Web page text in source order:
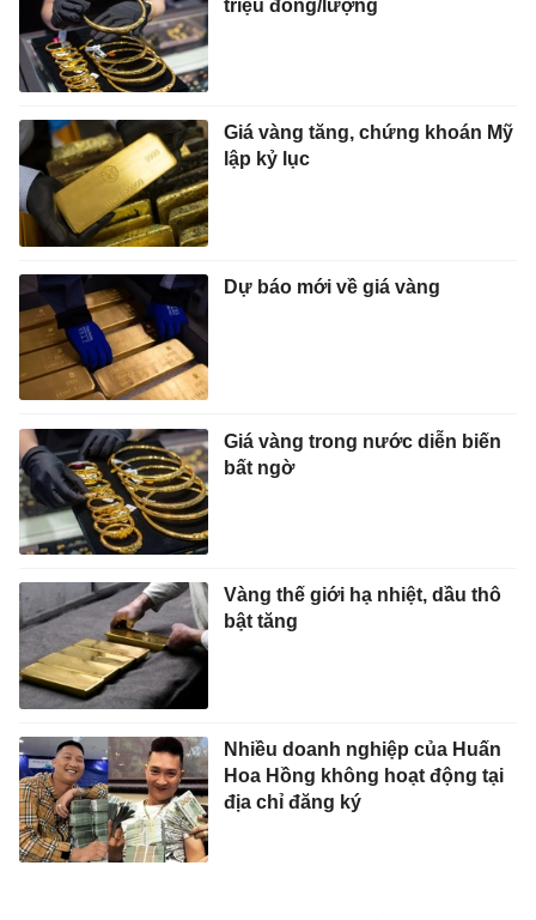
triệu đồng/lượng
Giá vàng tăng, chứng khoán Mỹ
lập kỷ lục
Dự báo mới về giá vàng
Giá vàng trong nước diễn biến
bất ngờ
Vàng thế giới hạ nhiệt, dầu thô
bật tăng
Nhiều doanh nghiệp của Huấn
Hoa Hồng không hoạt động tại
địa chỉ đăng ký